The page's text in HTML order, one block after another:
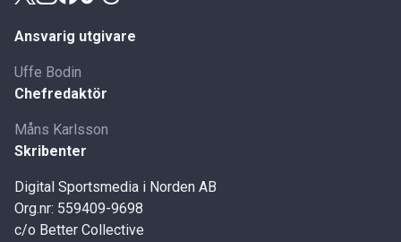
Ansvarig utgivare
Uffe Bodin
Chefredaktör
Måns Karlsson
Skribenter
Digital Sportsmedia i Norden AB
Org.nr: 559409-9698
c/o Better Collective